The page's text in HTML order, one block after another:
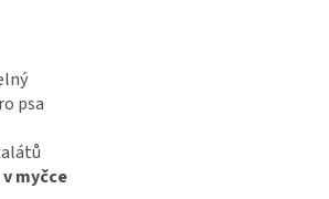
psa
myčce